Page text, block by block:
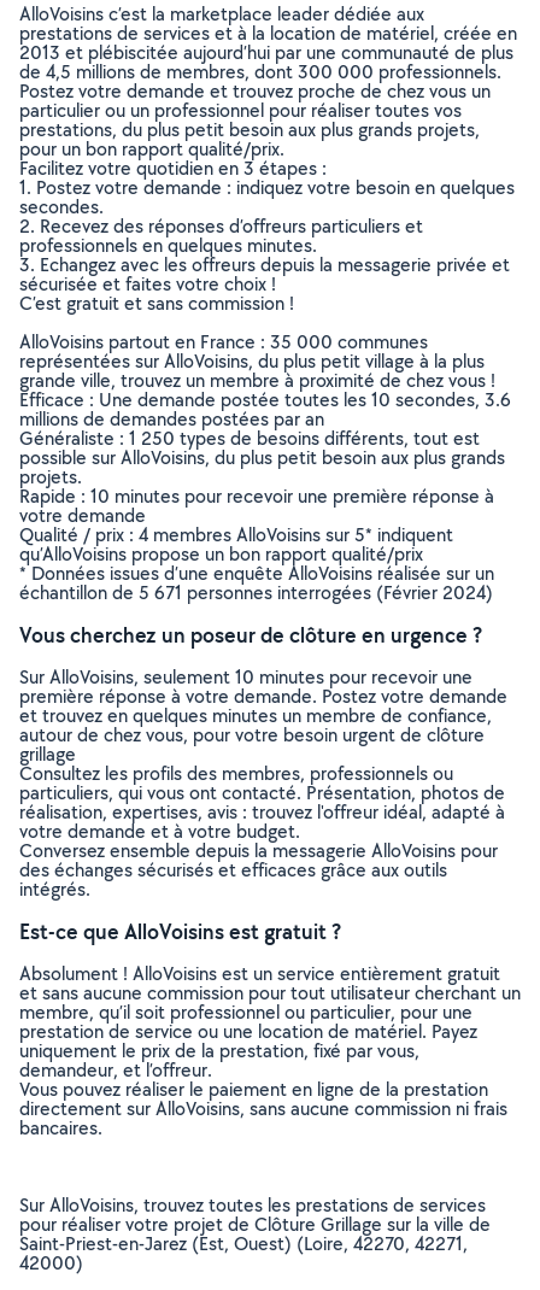
AlloVoisins c’est la marketplace leader dédiée aux
prestations de services et à la location de matériel, créée en
2013 et plébiscitée aujourd’hui par une communauté de plus
de 4,5 millions de membres, dont 300 000 professionnels.
Postez votre demande et trouvez proche de chez vous un
particulier ou un professionnel pour réaliser toutes vos
prestations, du plus petit besoin aux plus grands projets,
pour un bon rapport qualité/prix.
Facilitez votre quotidien en 3 étapes :
1. Postez votre demande : indiquez votre besoin en quelques
secondes.
2. Recevez des réponses d’offreurs particuliers et
professionnels en quelques minutes.
3. Echangez avec les offreurs depuis la messagerie privée et
sécurisée et faites votre choix !
C’est gratuit et sans commission !
AlloVoisins partout en France : 35 000 communes
représentées sur AlloVoisins, du plus petit village à la plus
grande ville, trouvez un membre à proximité de chez vous !
Efficace : Une demande postée toutes les 10 secondes, 3.6
millions de demandes postées par an
Généraliste : 1 250 types de besoins différents, tout est
possible sur AlloVoisins, du plus petit besoin aux plus grands
projets.
Rapide : 10 minutes pour recevoir une première réponse à
votre demande
Qualité / prix : 4 membres AlloVoisins sur 5* indiquent
qu’AlloVoisins propose un bon rapport qualité/prix
* Données issues d’une enquête AlloVoisins réalisée sur un
échantillon de 5 671 personnes interrogées (Février 2024)
Vous cherchez un poseur de clôture en urgence ?
Sur AlloVoisins, seulement 10 minutes pour recevoir une
première réponse à votre demande. Postez votre demande
et trouvez en quelques minutes un membre de confiance,
autour de chez vous, pour votre besoin urgent de clôture
grillage
Consultez les profils des membres, professionnels ou
particuliers, qui vous ont contacté. Présentation, photos de
réalisation, expertises, avis : trouvez l'offreur idéal, adapté à
votre demande et à votre budget.
Conversez ensemble depuis la messagerie AlloVoisins pour
des échanges sécurisés et efficaces grâce aux outils
intégrés.
Est-ce que AlloVoisins est gratuit ?
Absolument ! AlloVoisins est un service entièrement gratuit
et sans aucune commission pour tout utilisateur cherchant un
membre, qu’il soit professionnel ou particulier, pour une
prestation de service ou une location de matériel. Payez
uniquement le prix de la prestation, fixé par vous,
demandeur, et l’offreur.
Vous pouvez réaliser le paiement en ligne de la prestation
directement sur AlloVoisins, sans aucune commission ni frais
bancaires.
Sur AlloVoisins, trouvez toutes les prestations de services
pour réaliser votre projet de Clôture Grillage sur la ville de
Saint-Priest-en-Jarez (Est, Ouest) (Loire, 42270, 42271,
42000)